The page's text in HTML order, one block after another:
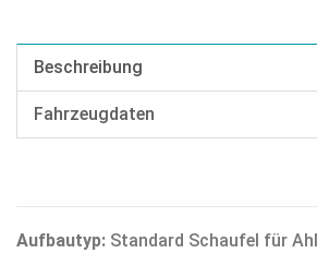
Beschreibung
Fahrzeugdaten
Aufbautyp: Standard Schaufel für